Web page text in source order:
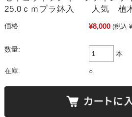
25.0ｃｍプラ鉢入 人気 植
価格: ¥8,000 (税込
数量:
本
在庫: ○